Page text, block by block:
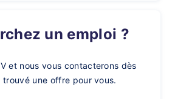
un emploi ?
et nous vous contacterons dès
trouvé une offre pour vous.